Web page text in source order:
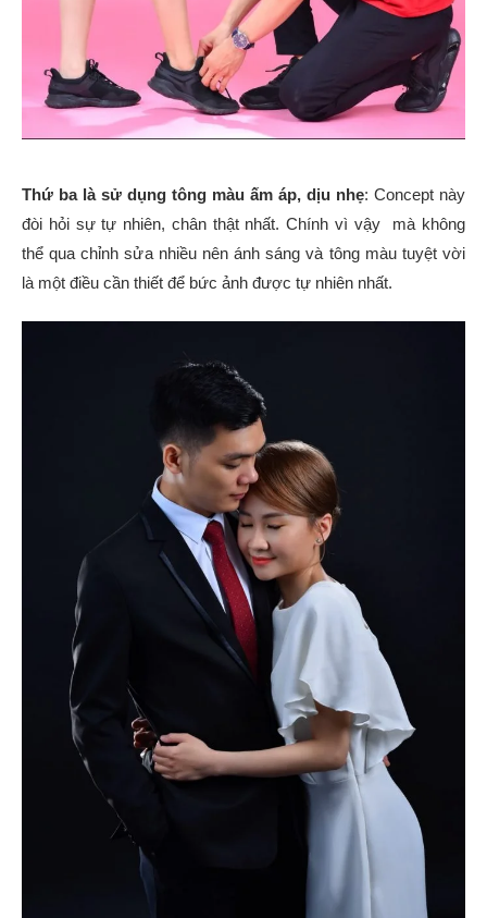
Thứ ba là sử dụng tông màu ấm áp, dịu nhẹ: Concept này
đòi hỏi sự tự nhiên, chân thật nhất. Chính vì vậy mà không
thể qua chỉnh sửa nhiều nên ánh sáng và tông màu tuyệt vời
là một điều cần thiết để bức ảnh được tự nhiên nhất.